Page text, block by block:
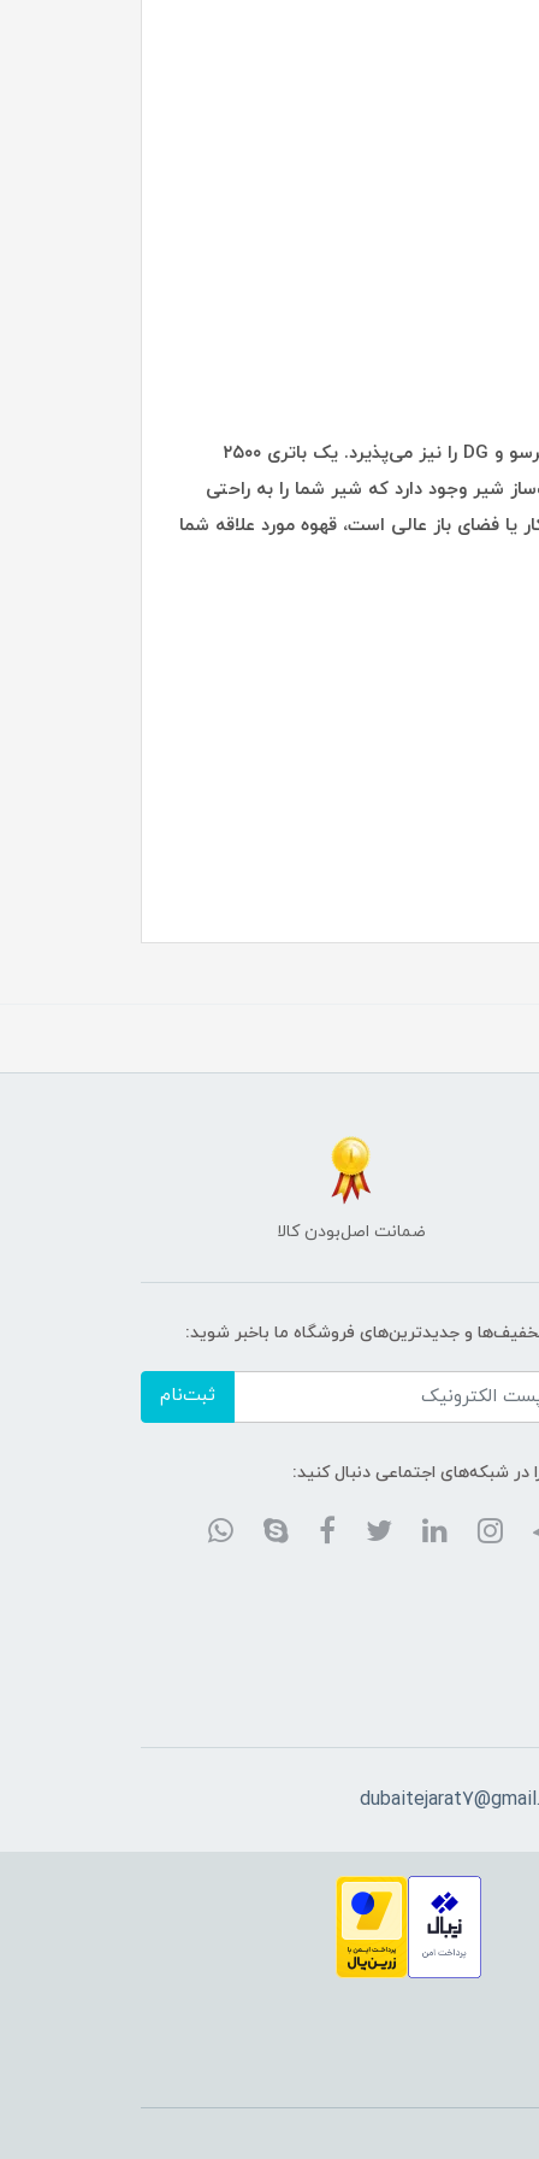
تهیه اسپرسو با این دستگاه را می‌توان با پودر قهوه انجام داد، یا اگر راحتی را ترجیح می‌دهید، دستگاه کپسول‌های نسپرسو و DG را نیز می‌پذیرد. یک باتری ۲۵۰۰
کف‌ساز شیر وجود دارد که شیر شما را به راحتی
شگفت‌انگیز ۴ در ۱ قابل حمل که برای سفر، محل کار یا فضای باز عالی است، قهوه مورد علاقه شما
ضمانت اصل‌بودن کالا
و جدیدترین‌های فروشگاه ما باخبر شوید:
ثبت‌نام
در شبکه‌های اجتماعی دنبال کنید: